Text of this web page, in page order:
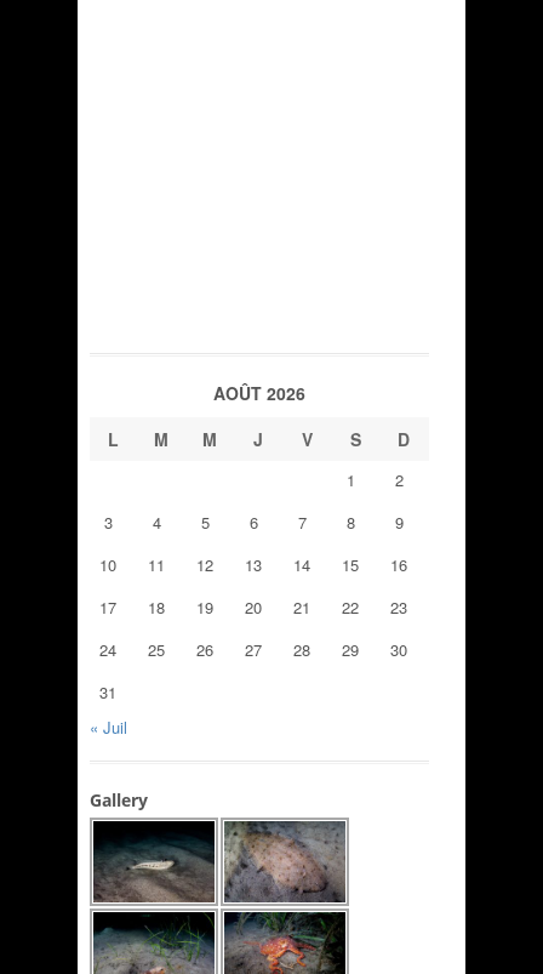
AOÛT 2026
L
M M J V S D
1
2
3
4 5 6 7 8
9
10
11 12 13 14 15
16
17
18 19 20 21 22
23
24
25 26 27 28 29
30
31
« Juil
Gallery